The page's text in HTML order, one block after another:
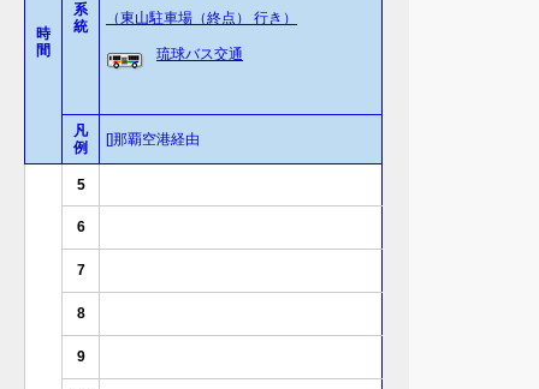
時
間
系
統
（東山駐車場（終点） 行き）
琉球バス交通
凡
例
[]那覇空港経由
5
6
7
8
9